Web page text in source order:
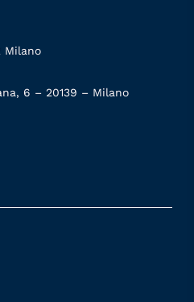
Milano
6 – 20139 – Milano